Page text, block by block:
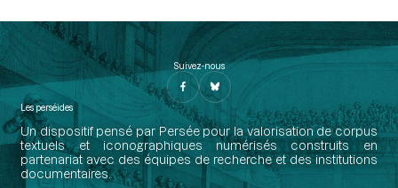
Suivez-nous
Les perséides
Un dispositif pensé par Persée pour la valorisation de corpus
textuels et iconographiques numérisés construits en
partenariat avec des équipes de recherche et des institutions
documentaires.